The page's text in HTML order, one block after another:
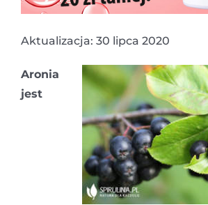
Aktualizacja: 30 lipca 2020
Aronia
jest